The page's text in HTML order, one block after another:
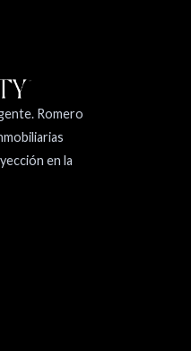
Romero
en la